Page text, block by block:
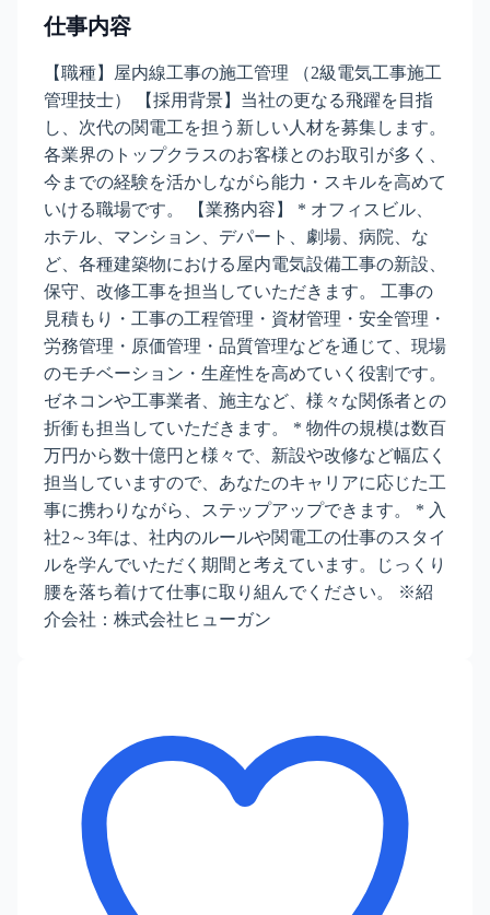
仕事内容
【職種】屋内線工事の施工管理 （2級電気工事施工
管理技士） 【採用背景】当社の更なる飛躍を目指
し、次代の関電工を担う新しい人材を募集します。
各業界のトップクラスのお客様とのお取引が多く、
今までの経験を活かしながら能力・スキルを高めて
いける職場です。 【業務内容】 * オフィスビル、
ホテル、マンション、デパート、劇場、病院、な
ど、各種建築物における屋内電気設備工事の新設、
保守、改修工事を担当していただきます。 工事の
見積もり・工事の工程管理・資材管理・安全管理・
労務管理・原価管理・品質管理などを通じて、現場
のモチベーション・生産性を高めていく役割です。
ゼネコンや工事業者、施主など、様々な関係者との
折衝も担当していただきます。 * 物件の規模は数百
万円から数十億円と様々で、新設や改修など幅広く
担当していますので、あなたのキャリアに応じた工
事に携わりながら、ステップアップできます。 * 入
社2～3年は、社内のルールや関電工の仕事のスタイ
ルを学んでいただく期間と考えています。じっくり
腰を落ち着けて仕事に取り組んでください。 ※紹
介会社：株式会社ヒューガン